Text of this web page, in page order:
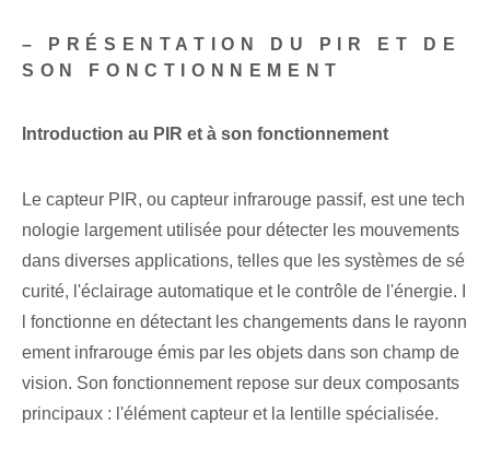
– PRÉSENTATION DU PIR ET DE
SON FONCTIONNEMENT
Introduction au ⁢PIR et à son fonctionnement
Le capteur PIR, ou capteur infrarouge passif, est une tech
nologie largement utilisée pour détecter les mouvements
dans diverses applications, telles que les systèmes de sé
curité, l'éclairage automatique et le contrôle de l'énergie. I
l fonctionne en détectant les changements dans le rayonn
ement infrarouge émis par les objets dans son champ de
vision. Son fonctionnement repose sur deux composants
principaux : l'‍élément capteur et⁣ la ⁢lentille spécialisée.